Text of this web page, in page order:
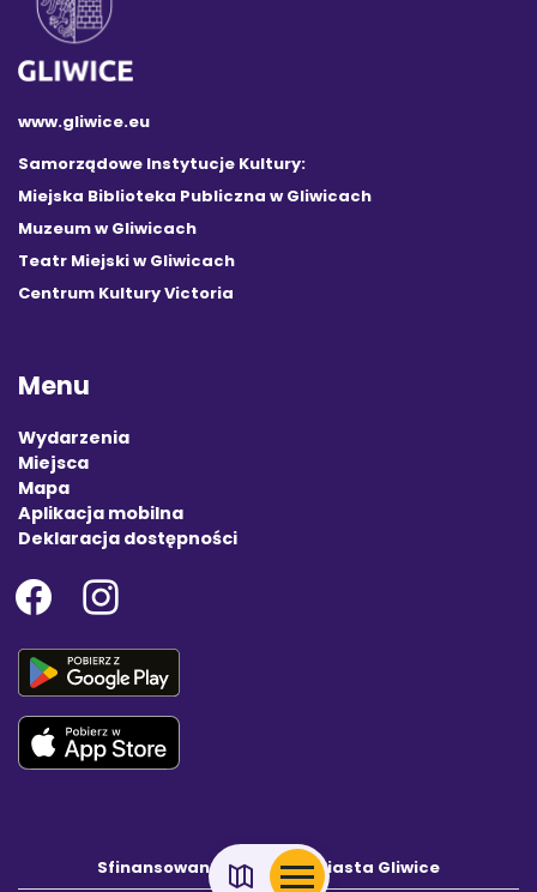
www.gliwice.eu
Samorządowe Instytucje Kultury:
Miejska Biblioteka Publiczna w Gliwicach
Muzeum w Gliwicach
Teatr Miejski w Gliwicach
Centrum Kultury Victoria
Menu
Wydarzenia
Miejsca
Mapa
Aplikacja mobilna
Deklaracja dostępności
Sfinansowano z budżetu Miasta Gliwice